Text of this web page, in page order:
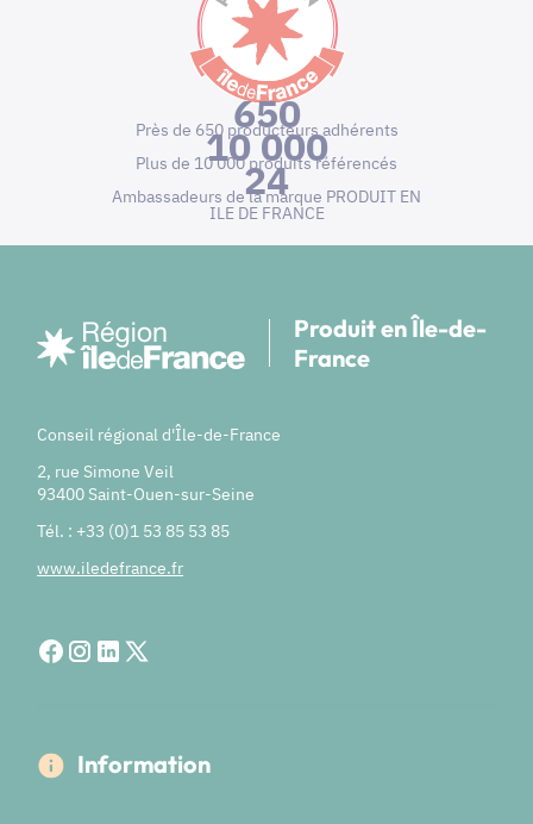
650
Près de 650 producteurs adhérents
10 000
Plus de 10 000 produits référencés
24
Ambassadeurs de la marque PRODUIT EN
ILE DE FRANCE
Produit en Île-de-
France
Conseil régional d'Île-de-France
2, rue Simone Veil
93400 Saint-Ouen-sur-Seine
Tél. : +33 (0)1 53 85 53 85
www.iledefrance.fr
Information